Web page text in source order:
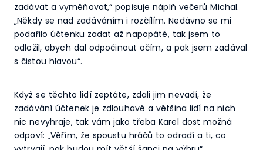
zadávat a vyměňovat,“ popisuje náplň večerů Michal.
„Někdy se nad zadáváním i rozčílím. Nedávno se mi
podařilo účtenku zadat až napopáté, tak jsem to
odložil, abych dal odpočinout očím, a pak jsem zadával
s čistou hlavou“.
Když se těchto lidí zeptáte, zdali jim nevadí, že
zadávání účtenek je zdlouhavé a většina lidí na nich
nic nevyhraje, tak vám jako třeba Karel dost možná
odpoví: „Věřím, že spoustu hráčů to odradí a ti, co